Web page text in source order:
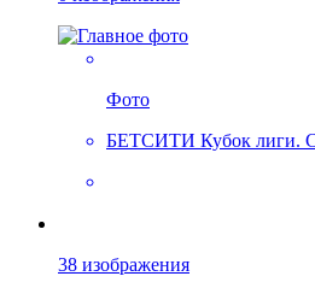
Фото
БЕТСИТИ Кубок лиги.
38 изображения